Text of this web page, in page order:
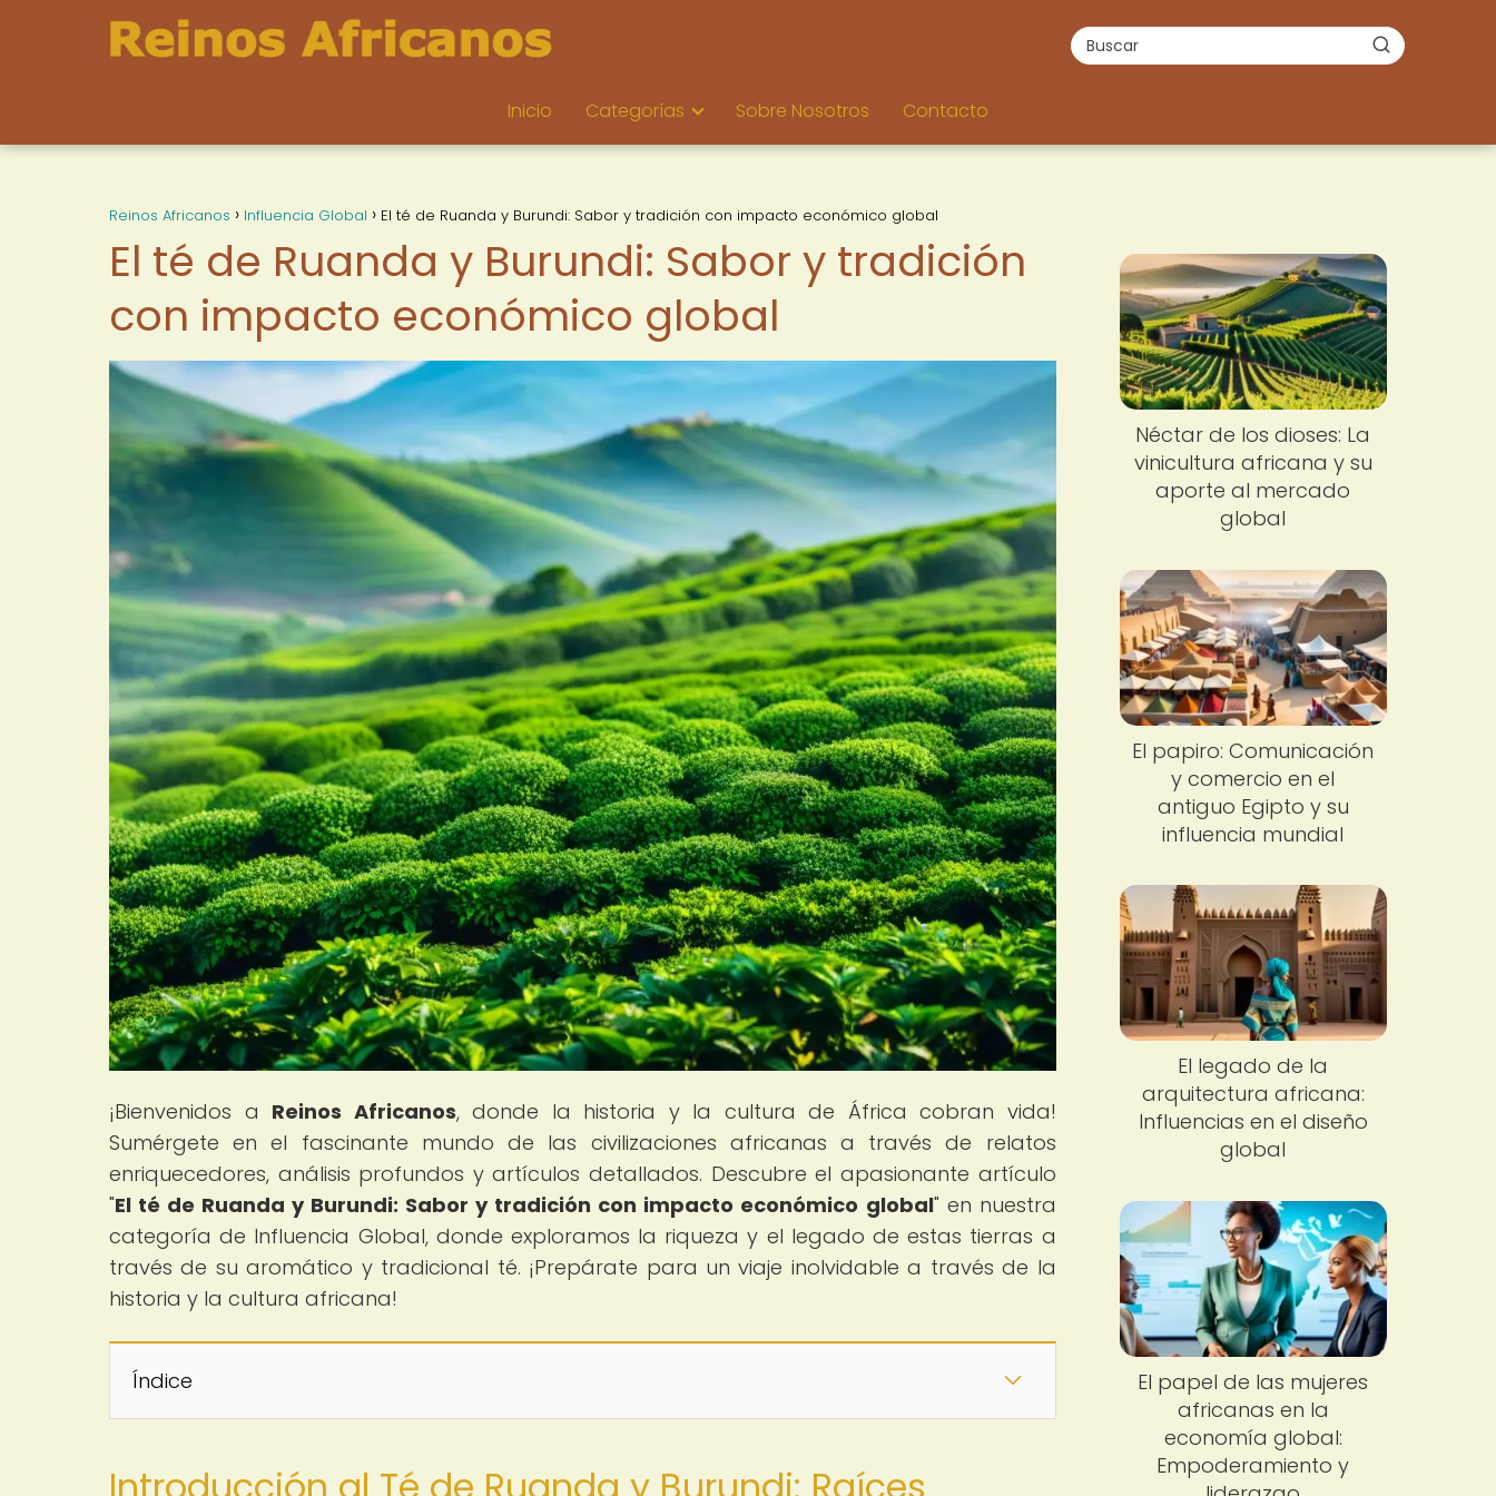
Inicio Categorías Sobre Nosotros Contacto
Reinos Africanos Influencia Global El té de Ruanda y Burundi: Sabor y tradición con impacto económico global
El té de Ruanda y Burundi: Sabor y tradición
con impacto económico global
¡Bienvenidos a Reinos Africanos, donde la historia y la cultura de África cobran vida!
Sumérgete en el fascinante mundo de las civilizaciones africanas a través de relatos
enriquecedores, análisis profundos y artículos detallados. Descubre el apasionante artículo
"El té de Ruanda y Burundi: Sabor y tradición con impacto económico global" en nuestra
categoría de Influencia Global, donde exploramos la riqueza y el legado de estas tierras a
través de su aromático y tradicional té. ¡Prepárate para un viaje inolvidable a través de la
historia y la cultura africana!
Índice
Néctar de los dioses: La
vinicultura africana y su
aporte al mercado
global
El papiro: Comunicación
y comercio en el
antiguo Egipto y su
influencia mundial
El legado de la
arquitectura africana:
Influencias en el diseño
global
El papel de las mujeres
africanas en la
economía global:
Empoderamiento y